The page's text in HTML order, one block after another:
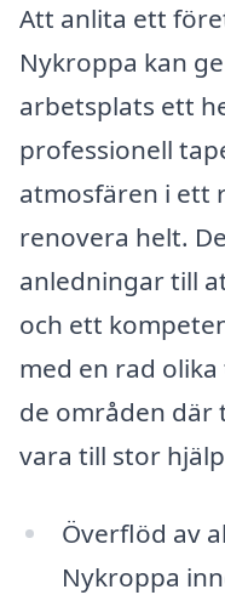
Att anlita ett
Nykroppa kan
arbetsplats ett
professionell
atmosfären i ett
renovera helt.
anledningar till
och ett
med en rad
de områden där
vara till stor
Överflöd av
Nykroppa